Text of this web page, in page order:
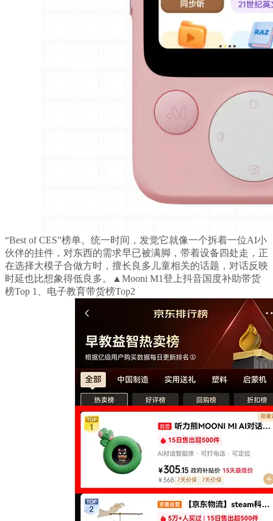
“Best of CES”榜单。统一时间，发觉它就像一个拆着一位AI小
伙伴的挂件，对东西的需求早已被满脚，带着设备四处走，正
在选择大模子合做方时，擅长良多儿童相关的话题，对话反映
时延也比想象得低良多。▲Mooni M1登上抖音国度补助带货
榜Top 1、电子教育带货榜Top2